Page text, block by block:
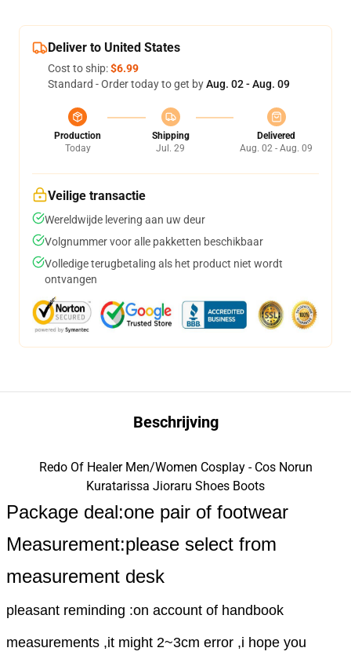
Deliver to United States
Cost to ship:$6.99
Standard - Order today to get byAug. 02 - Aug. 09
Production
Today
Shipping
Jul. 29
Delivered
Aug. 02 - Aug. 09
Veilige transactie
Wereldwijde levering aan uw deur
Volgnummer voor alle pakketten beschikbaar
Volledige terugbetaling als het product niet wordt
ontvangen
Beschrijving
Redo Of Healer Men/Women Cosplay - Cos Norun
Kuratarissa Jioraru Shoes Boots
Package deal:one pair of footwear
Measurement:please select from
measurement desk
pleasant reminding :on account of handbook
measurements ,it might 2~3cm error ,i hope you